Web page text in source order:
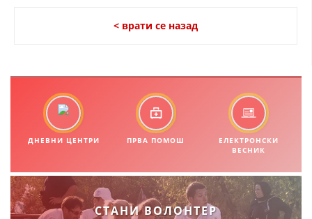
ЗА НАС
ПРИРАЧНИЦИ
СТРАТЕГИИ
ЕДУКАТИВНО ИНФОРМАТИВНИ МАТЕРИЈАЛИ
< врати се назад
ДНЕВНИ ЦЕНТРИ ПРВА ПОМОШ
ЕЛЕКТРОНСКИ
ВЕСНИК
СТАНИ ВОЛОНТЕР